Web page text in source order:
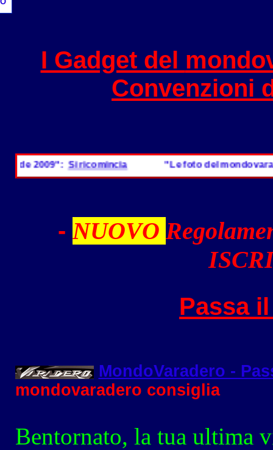
I Gadget del
Convenzioni
2009":Si ricomincia "Le foto del
- NUOVO
Passa
MondoVaradero -
mondovaradero consiglia
Bentornato, la tua ultima